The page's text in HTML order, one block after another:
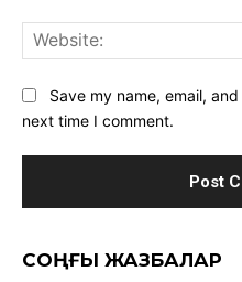
Save my name, email,
next time I comment.
CОҢҒЫ ЖАЗБАЛАР